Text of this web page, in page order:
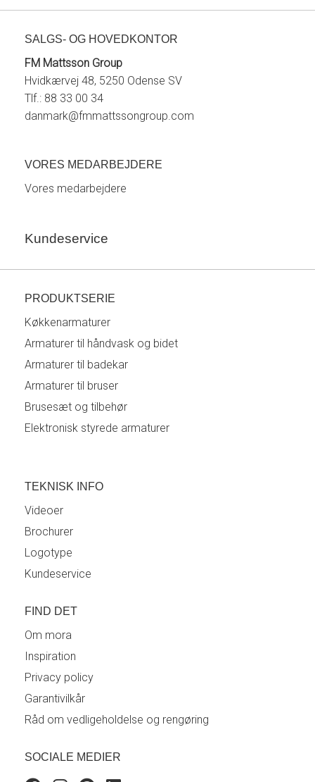
SALGS- OG HOVEDKONTOR
FM Mattsson Group
Hvidkærvej 48, 5250 Odense SV
Tlf.: 88 33 00 34
danmark@fmmattssongroup.com
VORES MEDARBEJDERE
Vores medarbejdere
Kundeservice
PRODUKTSERIE
Køkkenarmaturer
Armaturer til håndvask og bidet
Armaturer til badekar
Armaturer til bruser
Brusesæt og tilbehør
Elektronisk styrede armaturer
TEKNISK INFO
Videoer
Brochurer
Logotype
Kundeservice
FIND DET
Om mora
Inspiration
Privacy policy
Garantivilkår
Råd om vedligeholdelse og rengøring
SOCIALE MEDIER